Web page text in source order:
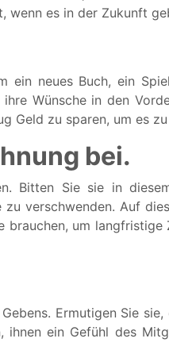
wenn es in der Zukunft
neues Buch, ein
Wünsche in den
Geld zu sparen, um es
bei.
Bitten Sie sie in
verschwenden. Auf
um langfristige
Ermutigen Sie sie,
ihnen ein Gefühl des